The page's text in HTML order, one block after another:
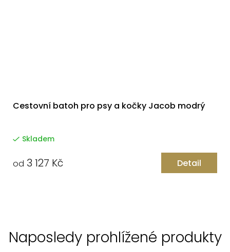
Cestovní batoh pro psy a kočky Jacob modrý
Skladem
od 3 127 Kč Detail
Naposledy prohlížené produkty